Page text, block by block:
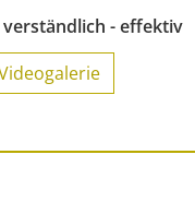
verständlich - effektiv